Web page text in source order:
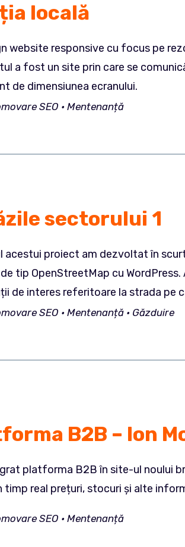
locală
website responsive cu focus pe
a fost un site prin care se
de dimensiunea ecranului.
SEO • Mentenanță
sectorului 1
acestui proiect am dezvoltat în
tip OpenStreetMap cu
de interes referitoare la strada pe
SEO • Mentenanță • Găzduire
B2B – Ion
platforma B2B în site-ul noului
timp real prețuri, stocuri și alte
SEO • Mentenanță